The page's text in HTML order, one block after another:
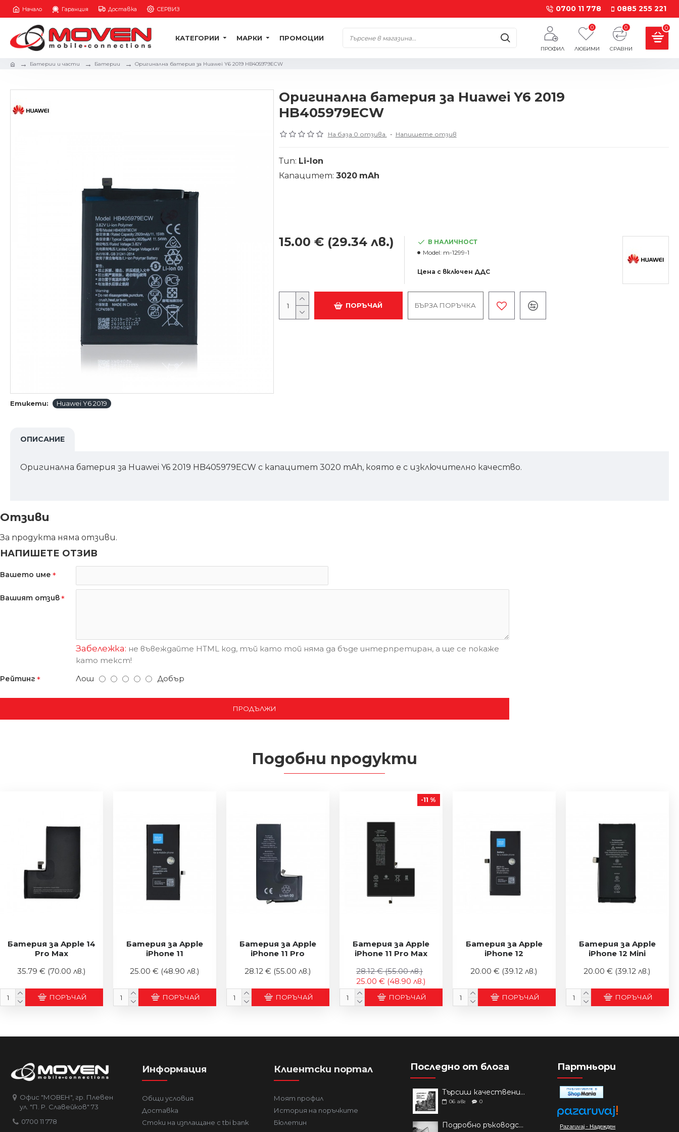
Начало Гаранция Доставка СЕРВИЗ 0700 11 778 0885 255 221
КАТЕГОРИИ МАРКИ ПРОМОЦИИ
ПРОФИЛ ЛЮБИМИ
0
СРАВНИ
0 0
Батерии и части Батерии Оригинална батерия за Huawei Y6 2019 HB405979ECW
Етикети: Huawei Y6 2019
Оригинална батерия за Huawei Y6 2019
HB405979ECW
На база 0 отзива. - Напишете отзив
15.00 € (29.34 лв.)
В НАЛИЧНОСТ
Model: m-1299-1
Цена с включен ДДС
ПОРЪЧАЙ БЪРЗА ПОРЪЧКА
Тип: Li-Ion
Капацитет: 3020 mAh
ОПИСАНИЕ
Оригинална батерия за Huawei Y6 2019 HB405979ECW с капацитет 3020 mAh, която е с изключително качество.
Отзиви
За продукта няма отзиви.
НАПИШЕТЕ ОТЗИВ
Вашето име
Вашият отзив
Забележка: не въвеждайте HTML код, тъй като той няма да бъде интерпретиран, а ще се покаже
като текст!
Рейтинг Лош Добър
ПРОДЪЛЖИ
Подобни продукти
Батерия за Apple 14
Pro Max
35.79 € (70.00 лв.)
ПОРЪЧАЙ
Батерия за Apple
iPhone 11
25.00 € (48.90 лв.)
ПОРЪЧАЙ
Батерия за Apple
iPhone 11 Pro
28.12 € (55.00 лв.)
ПОРЪЧАЙ
-11 %
Батерия за Apple
iPhone 11 Pro Max
25.00 € (48.90 лв.)
28.12 €(55.00 лв.)
ПОРЪЧАЙ
Батерия за Apple
iPhone 12
20.00 € (39.12 лв.)
ПОРЪЧАЙ
Батерия за Apple
iPhone 12 Mini
20.00 € (39.12 лв.)
ПОРЪЧАЙ
Офис "МОВЕН", гр. Плевен
ул. "П. Р. Славейков" 73
0700 11 778
Информация
Общи условия
Доставка
Стоки на изплащане с tbi bank
Клиентски портал
Моят профил
История на поръчките
Бюлетин
Последно от блога
Търсиш качествени аксесоари за твоя модел? Как правилно да защитим новия си смартфон: Ръководство за аксесоари през 2026 г.
06 авг 0
Подробно ръководство: Кой смартфон да купиш през 2026 г.?
Партньори
Pazaruvaj - Надежден